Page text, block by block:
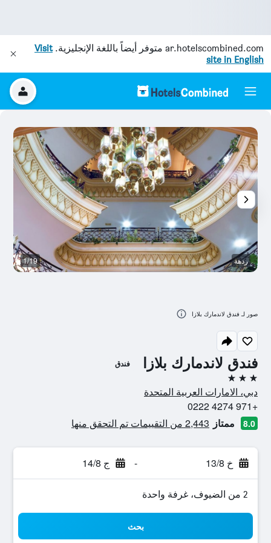
ar.hotelscombined.com متوفر أيضاً باللغة الإنجليزية.Visit
site in English
فندق لاندمارك بلازا فندق
3 نجوم
دبي، الامارات العربية المتحدة
+971 4274 0222
8.0 ممتاز 2,443 من التقييمات تم التحقق منها
خ 13/8 - ج 14/8
2 من الضيوف، غرفة واحدة
بحث
ردهة 1/19
صور لـ فندق لاندمارك بلازا